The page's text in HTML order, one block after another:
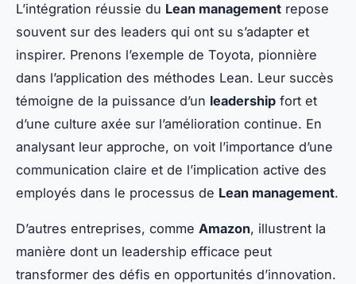
L’intégration réussie du Lean management repose
souvent sur des leaders qui ont su s’adapter et
inspirer. Prenons l’exemple de Toyota, pionnière
dans l’application des méthodes Lean. Leur succès
témoigne de la puissance d’un leadership fort et
d’une culture axée sur l’amélioration continue. En
analysant leur approche, on voit l’importance d’une
communication claire et de l’implication active des
employés dans le processus de Lean management.
D’autres entreprises, comme Amazon, illustrent la
manière dont un leadership efficace peut
transformer des défis en opportunités d’innovation.